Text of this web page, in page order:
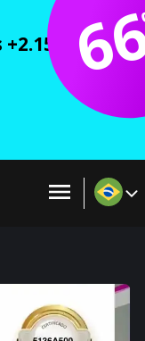
cursos